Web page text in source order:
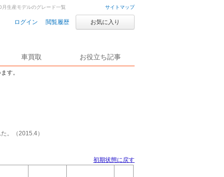
サイトマップ
ログイン 閲覧履歴 お気に入り
車買取 お役立ち記事
す。
生産モデルのグレード一覧
。（2015.4）
初期状態に戻す